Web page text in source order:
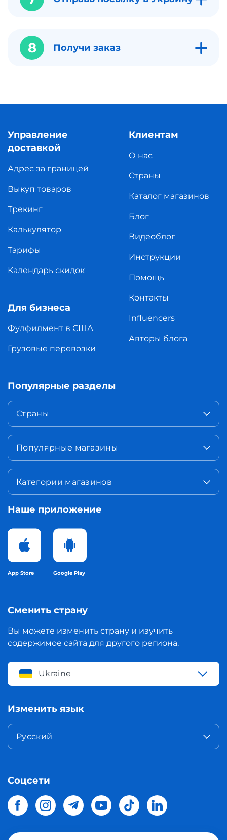
8 Получи заказ
Управление
доставкой
Адрес за границей
Выкуп товаров
Трекинг
Калькулятор
Тарифы
Календарь скидок
Для бизнеса
Фулфилмент в США
Грузовые перевозки
Клиентам
О нас
Страны
Каталог магазинов
Блог
Видеоблог
Инструкции
Помощь
Контакты
Influencers
Авторы блога
Популярные разделы
Страны
Популярные магазины
Категории магазинов
Наше приложение
App Store Google Play
Сменить страну
Вы можете изменить страну и изучить
содержимое сайта для другого региона.
Ukraine
Изменить язык
Русский
Соцсети